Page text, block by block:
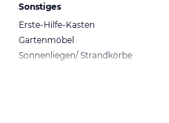
Sonstiges
Erste-Hilfe-Kasten
Gartenmöbel
Sonnenliegen/ Strandkörbe